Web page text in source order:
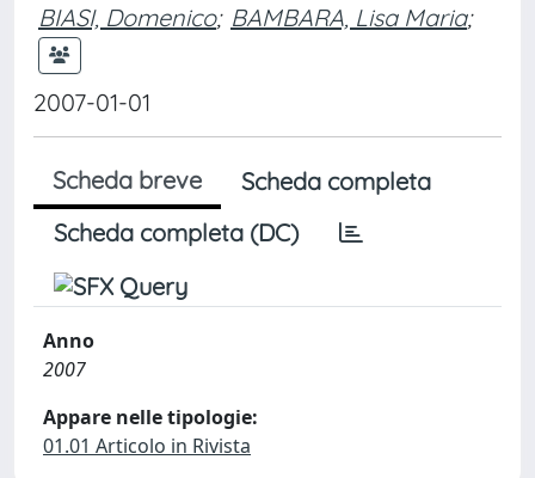
BIASI, Domenico; BAMBARA, Lisa Maria;
2007-01-01
Scheda breve
Scheda completa
Scheda completa (DC)
Anno
2007
Appare nelle tipologie:
01.01 Articolo in Rivista